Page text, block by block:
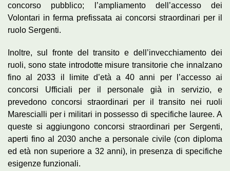
concorso pubblico; l’ampliamento dell’accesso dei
Volontari in ferma prefissata ai concorsi straordinari per il
ruolo Sergenti.
Inoltre, sul fronte del transito e dell’invecchiamento dei
ruoli, sono state introdotte misure transitorie che innalzano
fino al 2033 il limite d’età a 40 anni per l’accesso ai
concorsi Ufficiali per il personale già in servizio, e
prevedono concorsi straordinari per il transito nei ruoli
Marescialli per i militari in possesso di specifiche lauree. A
queste si aggiungono concorsi straordinari per Sergenti,
aperti fino al 2030 anche a personale civile (con diploma
ed età non superiore a 32 anni), in presenza di specifiche
esigenze funzionali.